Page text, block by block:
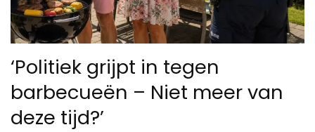
‘Politiek grijpt in tegen
barbecueën – Niet meer van
deze tijd?’